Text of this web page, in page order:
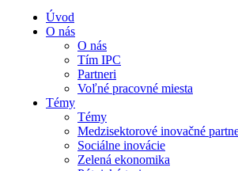
Úvod
O nás
O nás
Tím IPC
Partneri
Voľné pracovné miesta
Témy
Témy
Medzisektorové inovačné
Sociálne inovácie
Zelená ekonomika